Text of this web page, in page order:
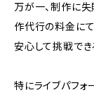
万が一、制作に
作代行の料金に
安心して挑戦でき
特にライブパフォ